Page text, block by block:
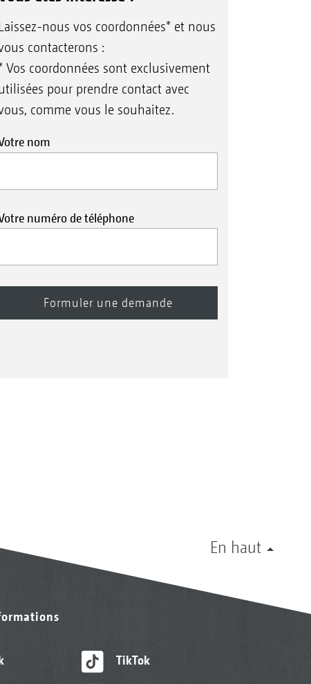
nous vos coordonnées* et nous
contacterons :
Vos coordonnées sont exclusivement
pour prendre contact avec
comme vous le souhaitez.
nom
numéro de téléphone
En haut
TikTok